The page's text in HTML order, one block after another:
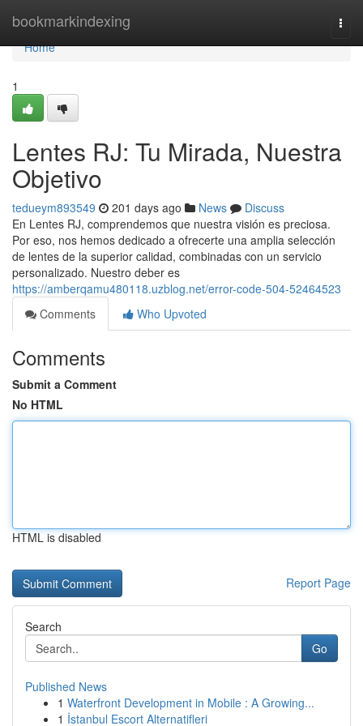
bookmarkindexing
Home
Home
1
Lentes RJ: Tu Mirada, Nuestra
Objetivo
tedueym893549 201 days ago News
Discuss
En Lentes RJ, comprendemos que nuestra visión es preciosa.
Por eso, nos hemos dedicado a ofrecerte una amplia selección
de lentes de la superior calidad, combinadas con un servicio
personalizado. Nuestro deber es
https://amberqamu480118.uzblog.net/error-code-504-52464523
Comments
Who Upvoted
Comments
Submit a Comment
No HTML
HTML is disabled
Report Page
Search
Go
Published News
1 Waterfront Development in Mobile : A Growing...
1 İstanbul Escort Alternatifleri